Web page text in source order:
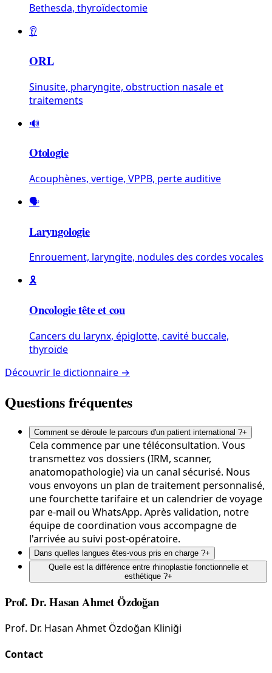
Bethesda, thyroïdectomie
👂
ORL
Sinusite, pharyngite, obstruction nasale et
traitements
🔊
Otologie
Acouphènes, vertige, VPPB, perte auditive
🗣️
Laryngologie
Enrouement, laryngite, nodules des cordes vocales
🎗️
Oncologie tête et cou
Cancers du larynx, épiglotte, cavité buccale,
thyroïde
Découvrir le dictionnaire →
Questions fréquentes
Comment se déroule le parcours d'un patient international ?+
Cela commence par une téléconsultation. Vous
transmettez vos dossiers (IRM, scanner,
anatomopathologie) via un canal sécurisé. Nous
vous envoyons un plan de traitement personnalisé,
une fourchette tarifaire et un calendrier de voyage
par e-mail ou WhatsApp. Après validation, notre
équipe de coordination vous accompagne de
l'arrivée au suivi post-opératoire.
Dans quelles langues êtes-vous pris en charge ?+
Quelle est la différence entre rhinoplastie fonctionnelle et
esthétique ?+
Prof. Dr. Hasan Ahmet Özdoğan
Prof. Dr. Hasan Ahmet Özdoğan Kliniği
Contact